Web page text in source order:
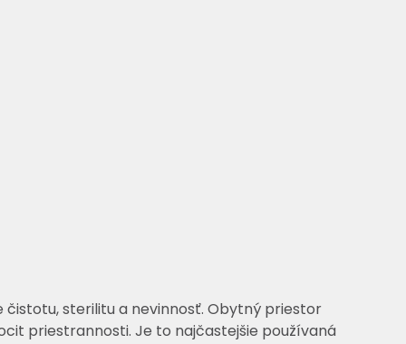
čistotu, sterilitu a nevinnosť. Obytný priestor
priestrannosti. Je to najčastejšie používaná